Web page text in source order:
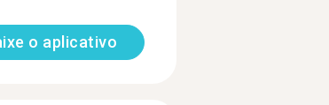
o aplicativo